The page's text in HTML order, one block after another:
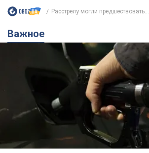
Расстрелу могли предшествовать...
Важное